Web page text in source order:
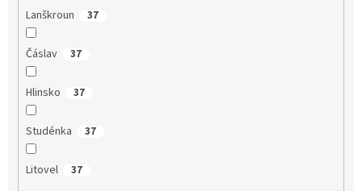
Lanškroun 37
Čáslav 37
Hlinsko 37
Studénka 37
Litovel 37